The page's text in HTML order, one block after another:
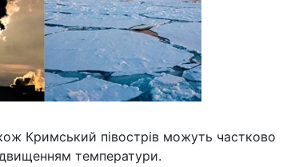
Кримський півострів можуть частково
температури.